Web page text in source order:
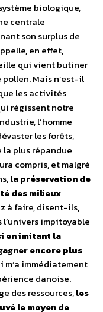
biologique,
centrale
son surplus de
en effet,
qui vient butiner
Mais n’est-il
les activités
régissent notre
l’homme
les forêts,
la plus répandue
compris, et malgré
la préservation de
des milieux
à faire, disent-ils,
l’univers impitoyable
en imitant la
encore plus
immédiatement
danoise.
des ressources,les
le moyen de